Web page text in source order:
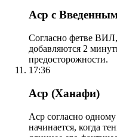
Аср с
Согласно фетве
добавляются 2
предосторожности.
17:36
Аср (Ханафи)
Аср согласно
начинается, когда